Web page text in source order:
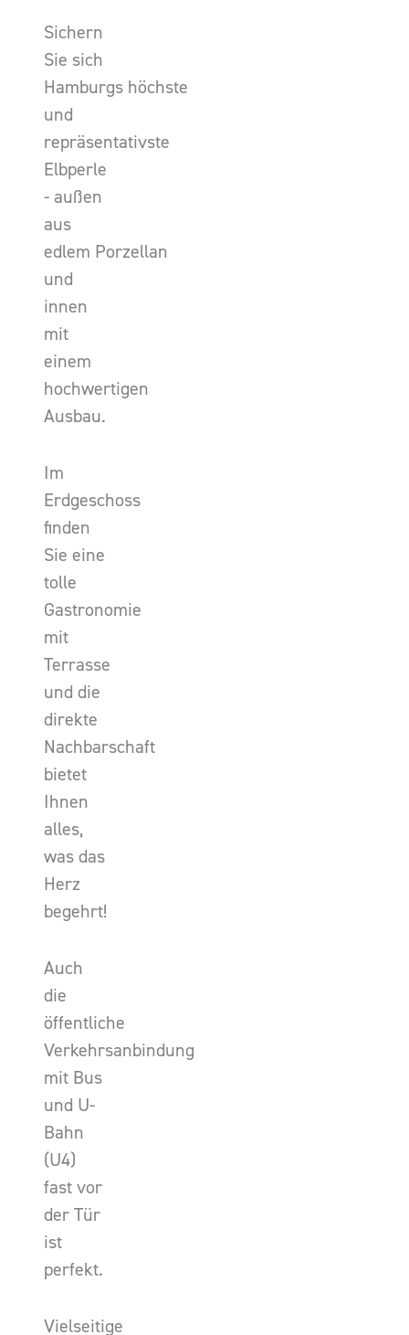
Sichern
Sie sich
Hamburgs höchste
und
repräsentativste
Elbperle
- außen
aus
edlem Porzellan
und
innen
mit
einem
hochwertigen
Ausbau.
Im
Erdgeschoss
finden
Sie eine
tolle
Gastronomie
mit
Terrasse
und die
direkte
Nachbarschaft
bietet
Ihnen
alles,
was das
Herz
begehrt!
Auch
die
öffentliche
Verkehrsanbindung
mit Bus
und U-
Bahn
(U4)
fast vor
der Tür
ist
perfekt.
Vielseitige